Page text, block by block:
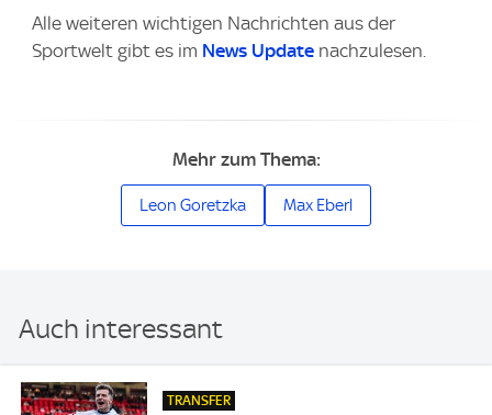
Alle weiteren wichtigen Nachrichten aus der
Sportwelt gibt es im News Update nachzulesen.
Mehr zum Thema:
Leon Goretzka Max Eberl
Auch interessant
TRANSFER